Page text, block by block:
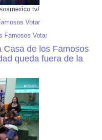
Votar
Famosos Votar
Casa de los Famosos
queda fuera de la